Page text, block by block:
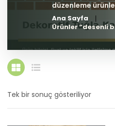
Ana Sayfa
Ürünler “desenli
Tek bir sonuç gösteriliyor